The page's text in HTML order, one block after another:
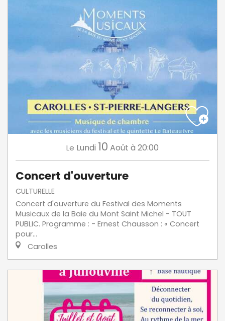
Le Lundi 10 Août à 20:00
Concert d'ouverture
CULTURELLE
Concert d'ouverture du Festival des Moments
Musicaux de la Baie du Mont Saint Michel - TOUT
PUBLIC. Programme : - Ernest Chausson : « Concert
pour...
Carolles